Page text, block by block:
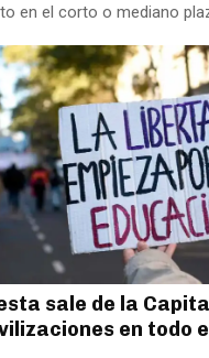
en el corto o mediano
sale de la
en todo